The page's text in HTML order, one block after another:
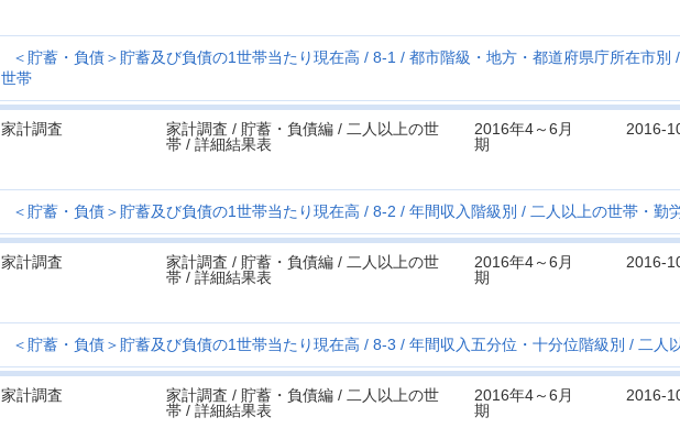
＜貯蓄・負債＞貯蓄及び負債の1世帯当たり現在高 8-1 都市階級・地方・都道府県庁所在市別
世帯
家計調査
家計調査 / 貯蓄・負債編 / 二人以上の世
帯 / 詳細結果表
2016年4～6月
期
2016-
＜貯蓄・負債＞貯蓄及び負債の1世帯当たり現在高 8-2 年間収入階級別 二人以上の世帯・勤
家計調査
家計調査 / 貯蓄・負債編 / 二人以上の世
帯 / 詳細結果表
2016年4～6月
期
2016-
＜貯蓄・負債＞貯蓄及び負債の1世帯当たり現在高 8-3 年間収入五分位・十分位階級別 二人
家計調査
家計調査 / 貯蓄・負債編 / 二人以上の世
帯 / 詳細結果表
2016年4～6月
期
2016-